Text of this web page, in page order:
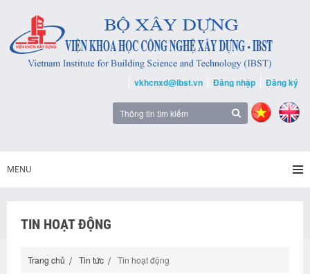
vkhcnxd@ibst.vn Đăng nhập Đăng ký
MENU
TIN HOẠT ĐỘNG
Trang chủ Tin tức Tin hoạt động